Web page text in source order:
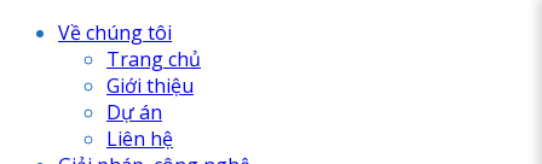
Về chúng tôi
Trang chủ
Giới thiệu
Dự án
Liên hệ